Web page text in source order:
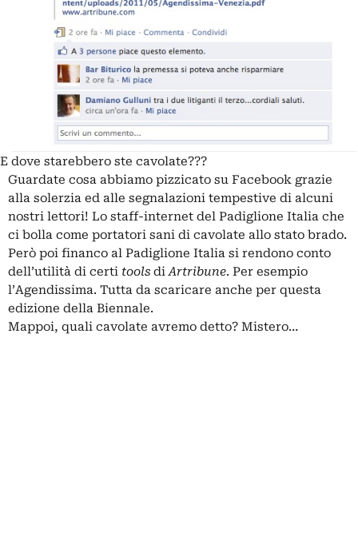
E dove starebbero ste cavolate???
Guardate cosa abbiamo pizzicato su Facebook grazie
alla solerzia ed alle segnalazioni tempestive di alcuni
nostri lettori! Lo staff-internet del Padiglione Italia che
ci bolla come portatori sani di cavolate allo stato brado.
Però poi financo al Padiglione Italia si rendono conto
dell’utilità di certi tools diArtribune. Per esempio
l’Agendissima. Tutta da scaricare anche per questa
edizione della Biennale.
Mappoi, quali cavolate avremo detto? Mistero…